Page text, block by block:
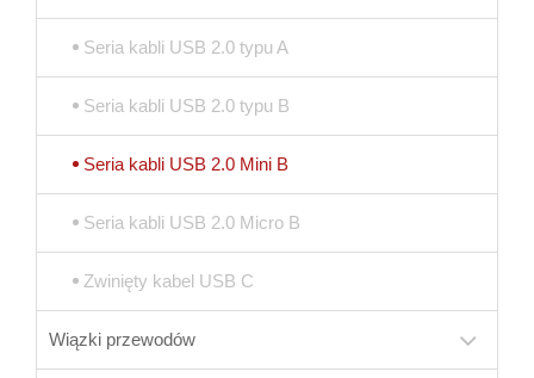
Seria kabli USB 2.0 typu A
Seria kabli USB 2.0 typu B
Seria kabli USB 2.0 Mini B
Seria kabli USB 2.0 Micro B
Zwinięty kabel USB C
Wiązki przewodów